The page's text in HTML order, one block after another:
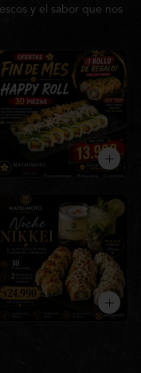
y el sabor que nos